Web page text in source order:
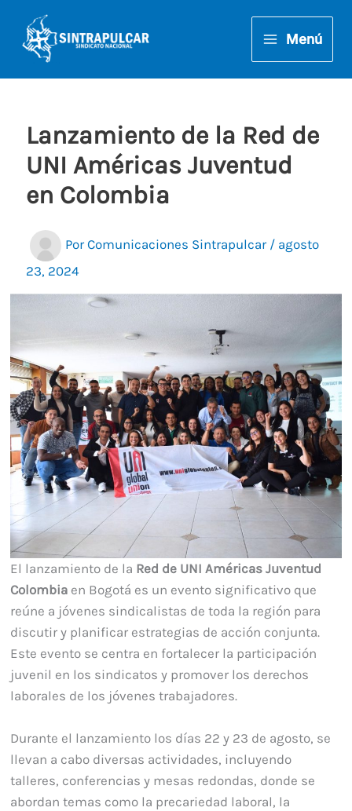
contenido
Menú
Lanzamiento de la Red de
UNI Américas Juventud
en Colombia
PorComunicaciones Sintrapulcar / agosto
23, 2024
El lanzamiento de la Red de UNI Américas Juventud
Colombia en Bogotá es un evento significativo que
reúne a jóvenes sindicalistas de toda la región para
discutir y planificar estrategias de acción conjunta.
Este evento se centra en fortalecer la participación
juvenil en los sindicatos y promover los derechos
laborales de los jóvenes trabajadores.
Durante el lanzamiento los días 22 y 23 de agosto, se
llevan a cabo diversas actividades, incluyendo
talleres, conferencias y mesas redondas, donde se
abordan temas como la precariedad laboral, la